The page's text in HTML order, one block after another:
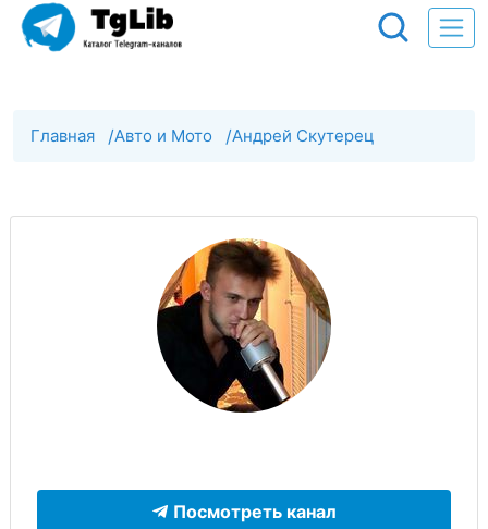
Главная /Авто и Мото /Андрей Скутерец
Посмотреть канал